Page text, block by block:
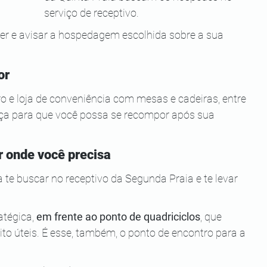
serviço de receptivo.
e avisar a hospedagem escolhida sobre a sua
e loja de conveniência com mesas e cadeiras, entre
para que você possa se recompor após sua
onde você precisa
buscar no receptivo da Segunda Praia e te levar
em frente ao ponto de quadriciclos , que
úteis. É esse, também, o ponto de encontro para a